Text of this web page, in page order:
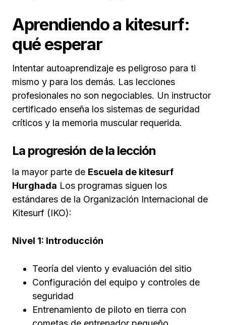
Aprendiendo a kitesurf:
qué esperar
Intentar autoaprendizaje es peligroso para ti
mismo y para los demás. Las lecciones
profesionales no son negociables. Un instructor
certificado enseña los sistemas de seguridad
críticos y la memoria muscular requerida.
La progresión de la lección
la mayor parte de Escuela de kitesurf
Hurghada Los programas siguen los
estándares de la Organización Internacional de
Kitesurf (IKO):
Nivel 1: Introducción
Teoría del viento y evaluación del sitio
Configuración del equipo y controles de
seguridad
Entrenamiento de piloto en tierra con